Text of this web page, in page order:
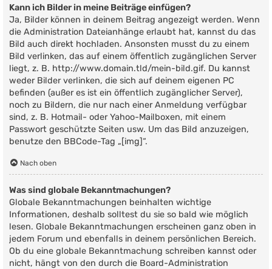
Kann ich Bilder in meine Beiträge einfügen?
Ja, Bilder können in deinem Beitrag angezeigt werden. Wenn
die Administration Dateianhänge erlaubt hat, kannst du das
Bild auch direkt hochladen. Ansonsten musst du zu einem
Bild verlinken, das auf einem öffentlich zugänglichen Server
liegt, z. B. http://www.domain.tld/mein-bild.gif. Du kannst
weder Bilder verlinken, die sich auf deinem eigenen PC
befinden (außer es ist ein öffentlich zugänglicher Server),
noch zu Bildern, die nur nach einer Anmeldung verfügbar
sind, z. B. Hotmail- oder Yahoo-Mailboxen, mit einem
Passwort geschützte Seiten usw. Um das Bild anzuzeigen,
benutze den BBCode-Tag „[img]“.
Nach oben
Was sind globale Bekanntmachungen?
Globale Bekanntmachungen beinhalten wichtige
Informationen, deshalb solltest du sie so bald wie möglich
lesen. Globale Bekanntmachungen erscheinen ganz oben in
jedem Forum und ebenfalls in deinem persönlichen Bereich.
Ob du eine globale Bekanntmachung schreiben kannst oder
nicht, hängt von den durch die Board-Administration